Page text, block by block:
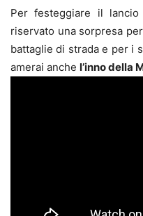
Per festeggiare il
riservato una sorpresa
battaglie di strada e per i
amerai anche l’inno della